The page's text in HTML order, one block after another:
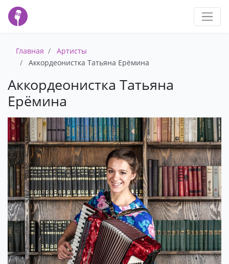
Главная
Артисты
Аккордеонистка Татьяна Ерёмина
Аккордеонистка Татьяна
Ерёмина